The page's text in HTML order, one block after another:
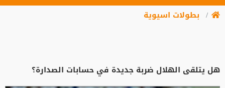
بطولات اسيوية
هل يتلقى الهلال ضربة جديدة في حسابات الصدارة؟